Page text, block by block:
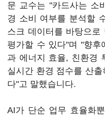
문 교수는 "카드사는 소
경 소비 여부를 분석할
스크 데이터를 바탕으
평가할 수 있다"며 "향
과 에너지 효율, 친환경
실시간 환경 점수를 산
다"고 말했습니다.
AI가 단순 업무 효율화